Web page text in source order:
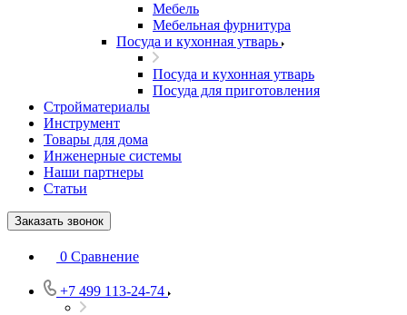
Мебель
Мебельная фурнитура
Посуда и кухонная утварь
Посуда и кухонная утварь
Посуда для приготовления
Стройматериалы
Инструмент
Товары для дома
Инженерные системы
Наши партнеры
Статьи
Заказать звонок
0 Сравнение
+7 499 113-24-74